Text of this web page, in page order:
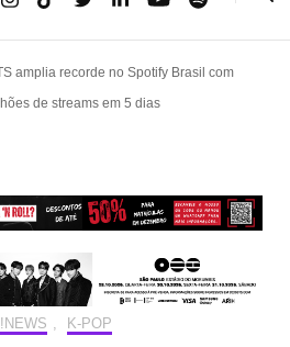
amplia recorde no Spotify Brasil com
de streams em 5 dias
K-POP